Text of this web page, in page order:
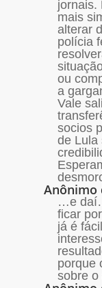
jornais.
mais
alterar
polícia
ou
a
Vale
socios
de Lula
Anônimo
…e
ficar
já é
porque
sobre